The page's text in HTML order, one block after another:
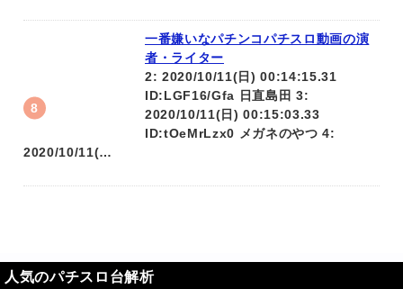
一番嫌いなパチンコパチスロ動画の演
者・ライター
2: 2020/10/11(日) 00:14:15.31
ID:LGF16/Gfa 日直島田 3:
2020/10/11(日) 00:15:03.33
ID:tOeMrLzx0 メガネのやつ 4:
2020/10/11(…
人気のパチスロ台解析